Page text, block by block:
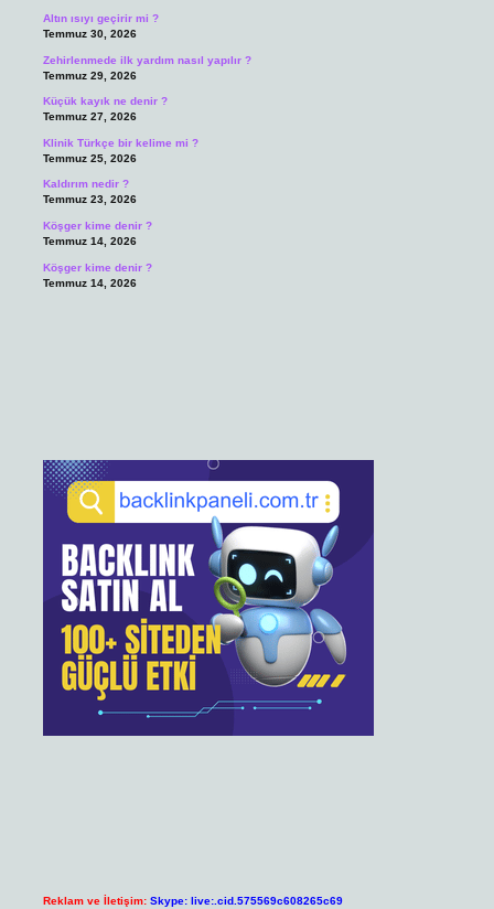
Altın ısıyı geçirir mi ?
Temmuz 30, 2026
Zehirlenmede ilk yardım nasıl yapılır ?
Temmuz 29, 2026
Küçük kayık ne denir ?
Temmuz 27, 2026
Klinik Türkçe bir kelime mi ?
Temmuz 25, 2026
Kaldırım nedir ?
Temmuz 23, 2026
Köşger kime denir ?
Temmuz 14, 2026
Köşger kime denir ?
Temmuz 14, 2026
Reklam ve İletişim: Skype: live:.cid.575569c608265c69